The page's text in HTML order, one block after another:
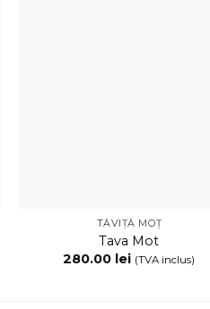
TĂVIȚĂ MOȚ
Tava Mot
280.00 lei (TVA inclus)